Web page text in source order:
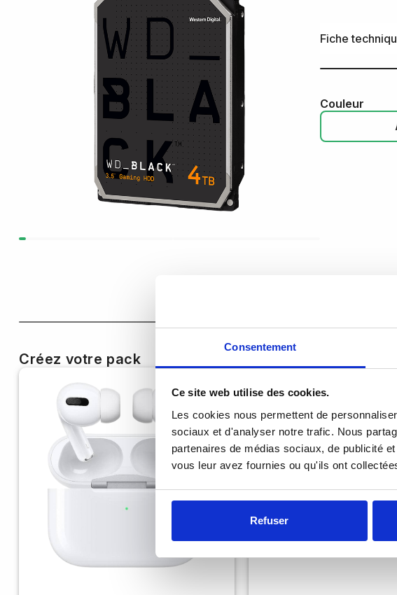
Consentement
Ce site web utilise des cookies.
Les cookies nous permettent de
sociaux et d'analyser notre trafic. Nous
partenaires de médias sociaux, de publicité
vous leur avez fournies ou qu'ils ont
Refuser
Fiche
Couleur
Créez votre pack